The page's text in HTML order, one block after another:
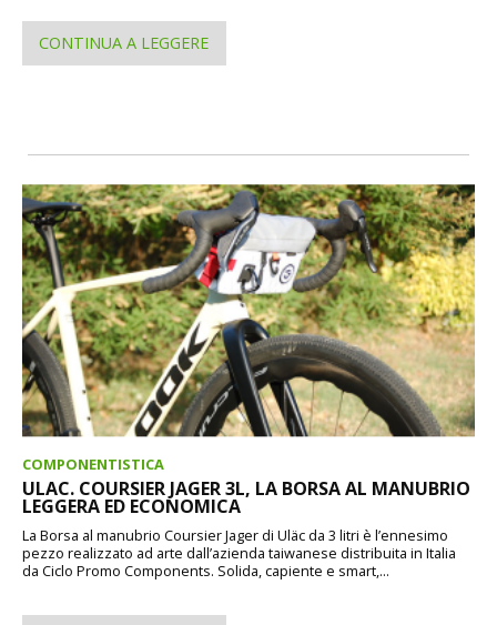
CONTINUA A LEGGERE
COMPONENTISTICA
ULAC. COURSIER JAGER 3L, LA BORSA AL MANUBRIO
LEGGERA ED ECONOMICA
La Borsa al manubrio Coursier Jager di Uläc da 3 litri è l’ennesimo
pezzo realizzato ad arte dall’azienda taiwanese distribuita in Italia
da Ciclo Promo Components. Solida, capiente e smart,...